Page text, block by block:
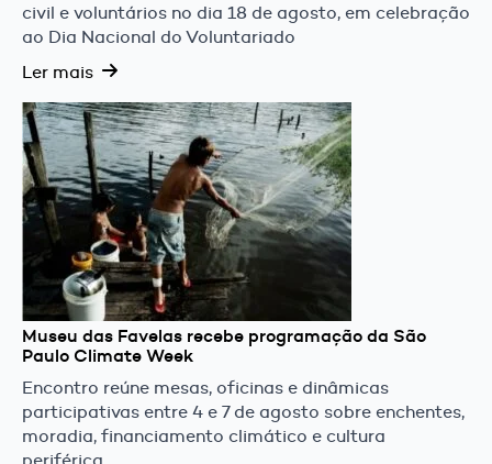
civil e voluntários no dia 18 de agosto, em celebração
ao Dia Nacional do Voluntariado
Ler mais
Museu das Favelas recebe programação da São
Paulo Climate Week
Encontro reúne mesas, oficinas e dinâmicas
participativas entre 4 e 7 de agosto sobre enchentes,
moradia, financiamento climático e cultura
periférica